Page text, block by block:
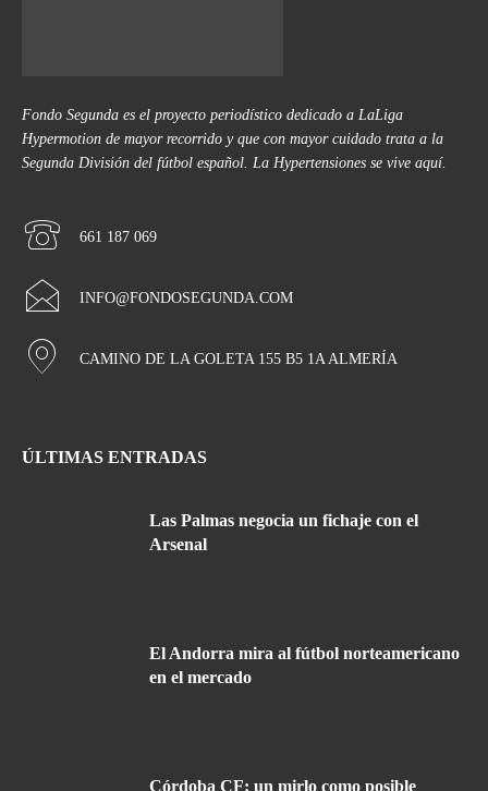
Fondo Segunda es el proyecto periodístico dedicado a LaLiga
Hypermotion de mayor recorrido y que con mayor cuidado trata a la
Segunda División del fútbol español. La Hypertensiones se vive aquí.
661 187 069
INFO@FONDOSEGUNDA.COM
CAMINO DE LA GOLETA 155 B5 1A ALMERÍA
ÚLTIMAS ENTRADAS
Las Palmas negocia un fichaje con el
Arsenal
El Andorra mira al fútbol norteamericano
en el mercado
Córdoba CF: un mirlo como posible